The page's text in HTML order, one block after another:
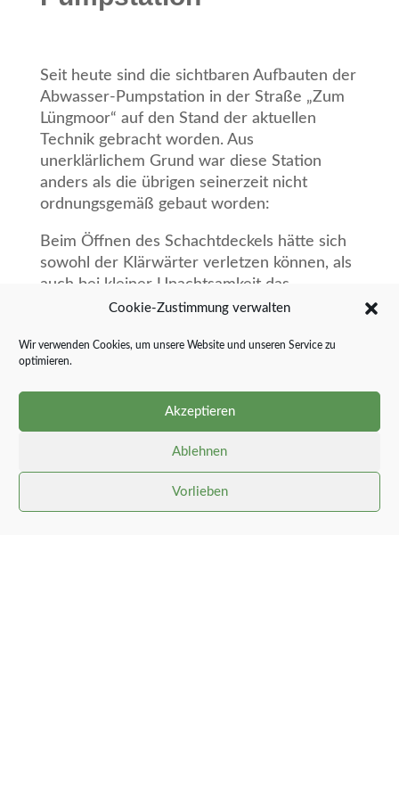
Cookie-Zustimmung verwalten
Wir verwenden Cookies, um unsere Website und unseren Service zu
optimieren.
Akzeptieren
Ablehnen
Vorlieben
Seit heute sind die sichtbaren Aufbauten der
Abwasser-Pumpstation in der Straße „Zum
Lüngmoor“ auf den Stand der aktuellen
Technik gebracht worden. Aus
unerklärlichem Grund war diese Station
anders als die übrigen seinerzeit nicht
ordnungsgemäß gebaut worden:
Beim Öffnen des Schachtdeckels hätte sich
sowohl der Klärwärter verletzen können, als
auch bei kleiner Unachtsamkeit das
tiefliegende Innenleben zerstört werden
wurde heute für einen vierstelligen Betrag
gegen Überfahren zu schützen, sind
Sicherheitspfosten angebracht worden.
Damit sollte diese Pumpstation zukunftsfähig
nachgerüstet sein.